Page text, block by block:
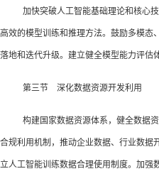
加快突破人工智能基础理论和核心
高效的模型训练和推理方法。鼓励多模态
落地和迭代升级。建立健全模型能力评估
第三节 深化数据资源开发利用
构建国家数据资源体系，健全数据
合规利用机制，推动企业数据、行业数据
立人工智能训练数据合理使用制度。加强